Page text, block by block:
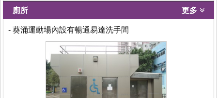
廁所 更多
- 葵涌運動場內設有暢通易達洗手間